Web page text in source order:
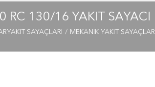
RC 130/16 YAKIT SAYACI
SAYAÇLARI MEKANİK YAKIT SAYAÇLARI